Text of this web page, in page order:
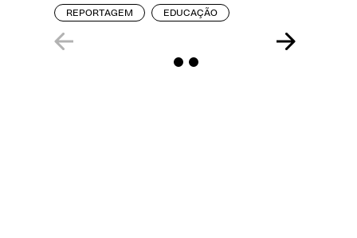
REPORTAGEM EDUCAÇÃO